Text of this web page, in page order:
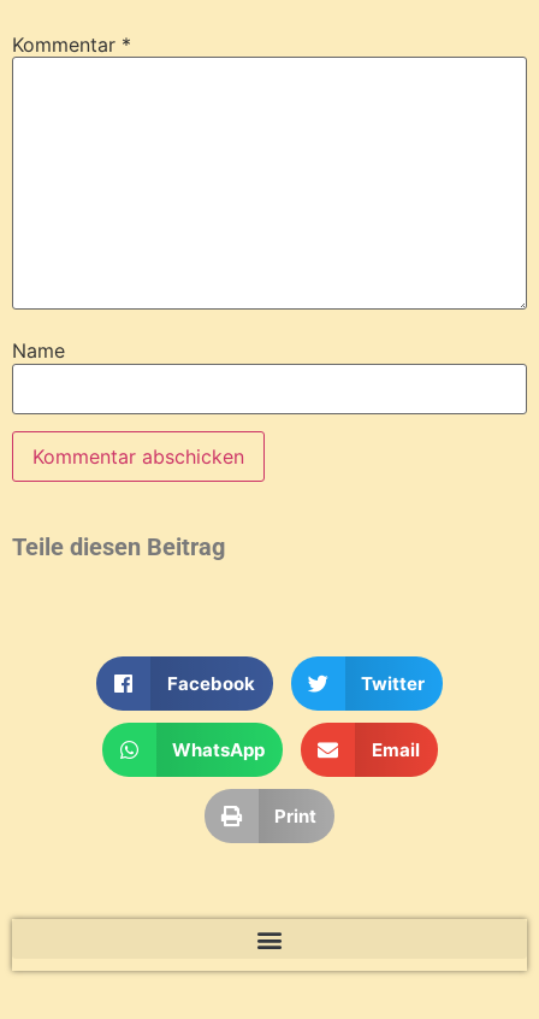
Kommentar *
Name
Teile diesen Beitrag
Facebook Twitter
WhatsApp Email
Print